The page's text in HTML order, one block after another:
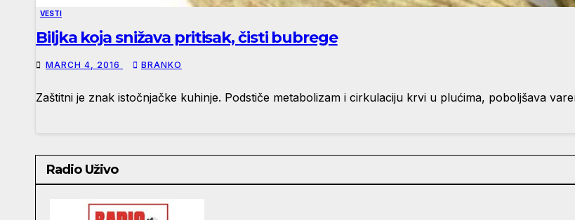
VESTI
Biljka koja snižava pritisak, čisti bubrege
MARCH 4, 2016 BRANKO
Zaštitni je znak istočnjačke kuhinje. Podstiče metabolizam i cirkulaciju krvi u plućima, poboljšava
Radio Uživo